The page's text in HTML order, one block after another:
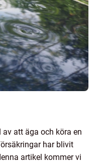
att äga och köra en
har blivit
artikel kommer vi